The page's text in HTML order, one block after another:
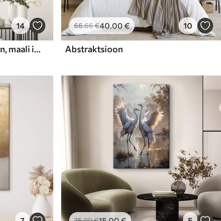
14
Abstraktne kompositsioon, maali imitatsioon
66.66€40.00€ 10
Abstraktsioon